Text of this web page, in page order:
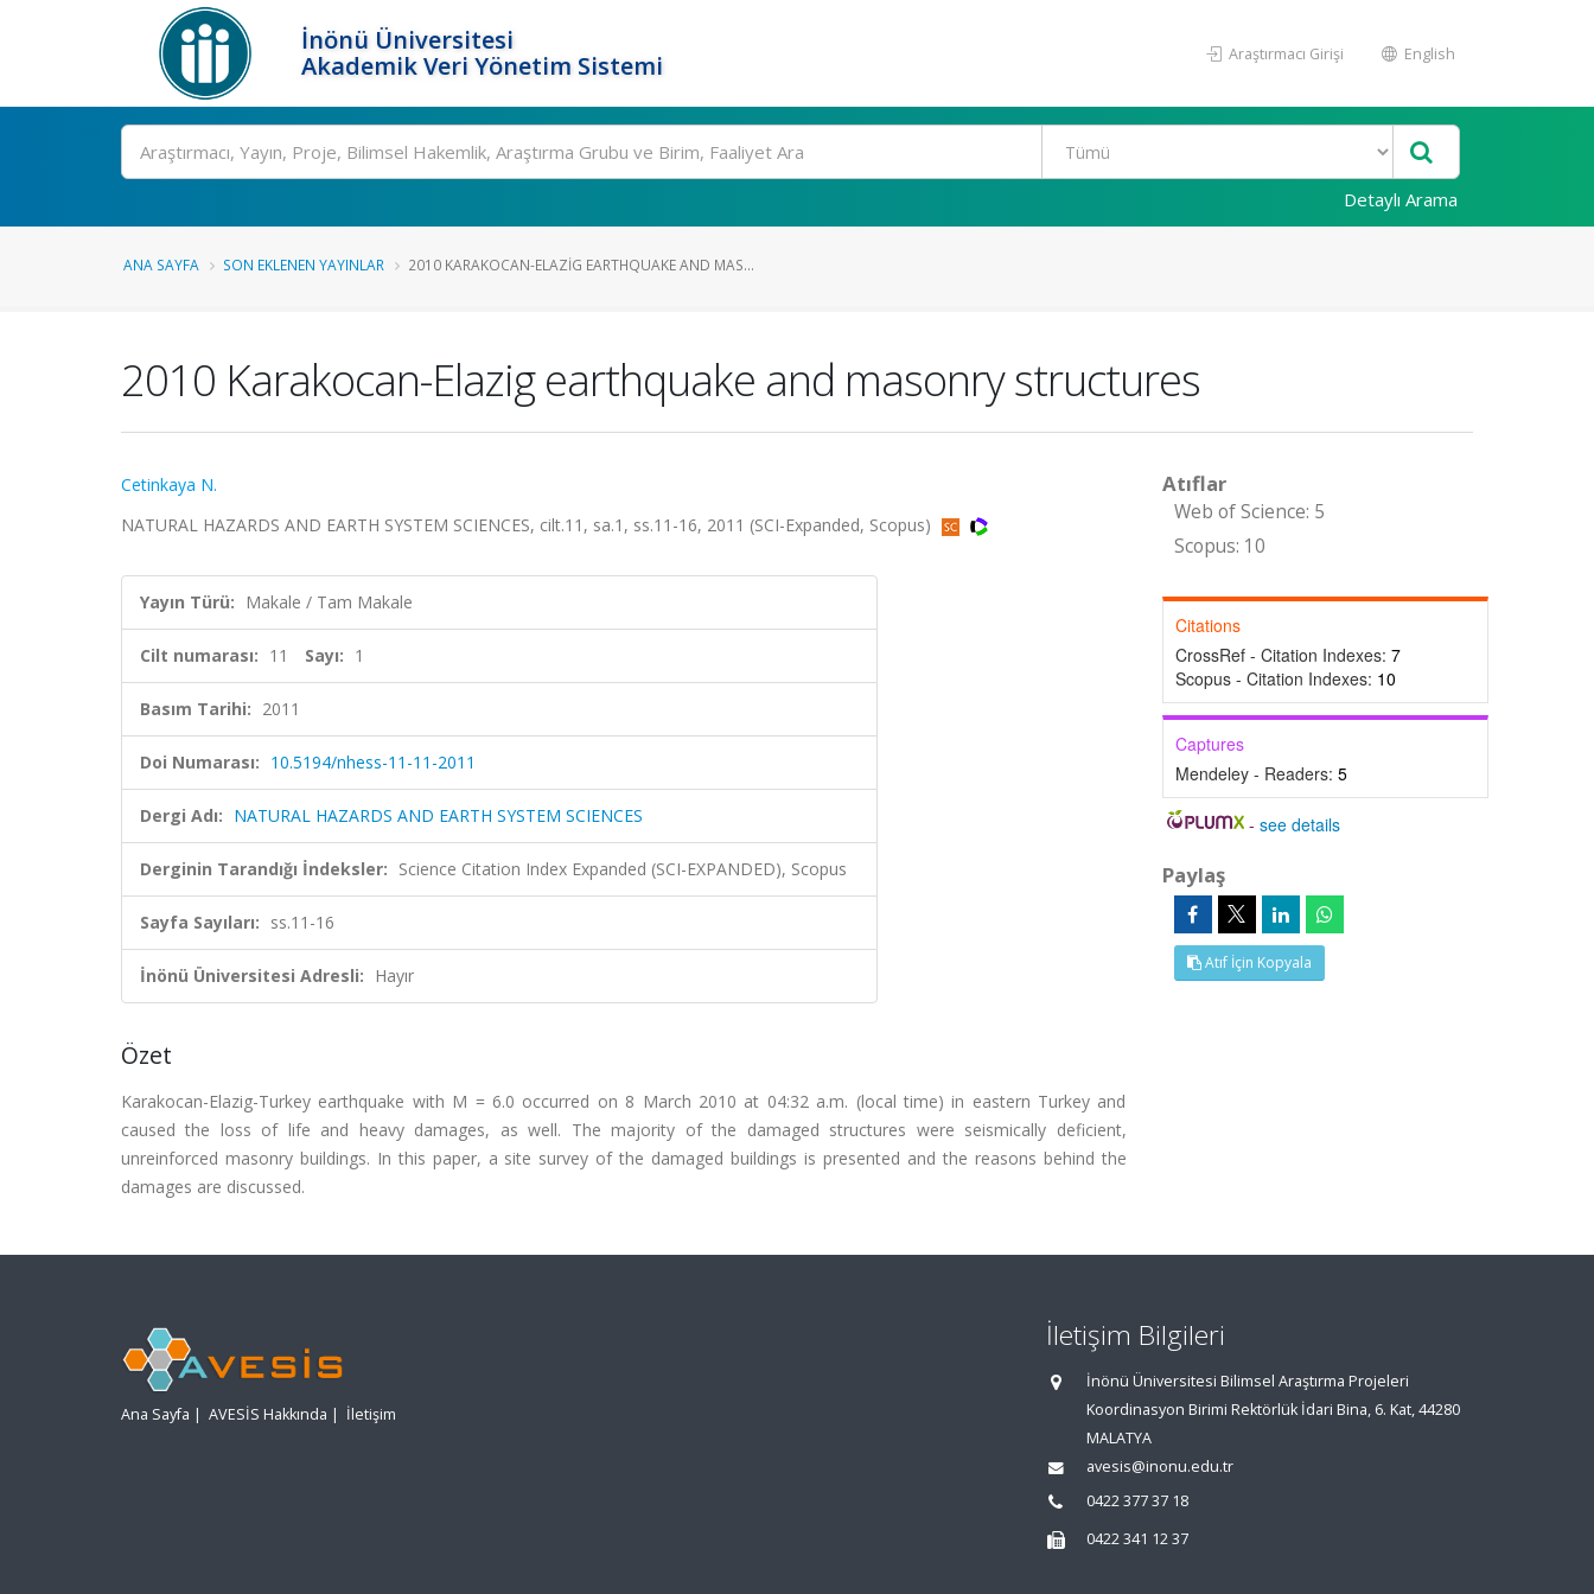
İnönü Üniversitesi
Akademik Veri Yönetim Sistemi
Araştırmacı Girişi English
Ara
Detaylı Arama
ANA SAYFA SON EKLENEN YAYINLAR 2010 KARAKOCAN-ELAZIG EARTHQUAKE AND MAS...
2010 Karakocan-Elazig earthquake and masonry structures
Cetinkaya N.
NATURAL HAZARDS AND EARTH SYSTEM SCIENCES, cilt.11, sa.1, ss.11-16, 2011 (SCI-Expanded, Scopus)
Yayın Türü: Makale / Tam Makale
Cilt numarası: 11 Sayı: 1
Basım Tarihi: 2011
Doi Numarası: 10.5194/nhess-11-11-2011
Dergi Adı: NATURAL HAZARDS AND EARTH SYSTEM SCIENCES
Derginin Tarandığı İndeksler: Science Citation Index Expanded (SCI-EXPANDED), Scopus
Sayfa Sayıları: ss.11-16
İnönü Üniversitesi Adresli: Hayır
Özet
Karakocan-Elazig-Turkey earthquake with M = 6.0 occurred on 8 March 2010 at 04:32 a.m. (local time) in eastern Turkey and
caused the loss of life and heavy damages, as well. The majority of the damaged structures were seismically deficient,
unreinforced masonry buildings. In this paper, a site survey of the damaged buildings is presented and the reasons behind the
damages are discussed.
Atıflar
Web of Science: 5
Scopus: 10
Citations
CrossRef - Citation Indexes: 7
Scopus - Citation Indexes: 10
Captures
Mendeley - Readers: 5
-see details
Paylaş
Atıf İçin Kopyala
Ana Sayfa | AVESİS Hakkında | İletişim
İletişim Bilgileri
İnönü Üniversitesi Bilimsel Araştırma Projeleri
Koordinasyon Birimi Rektörlük İdari Bina, 6. Kat, 44280
MALATYA
avesis@inonu.edu.tr
0422 377 37 18
0422 341 12 37